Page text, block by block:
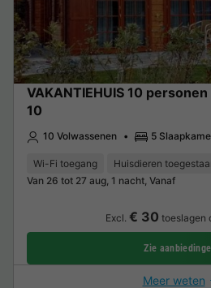
VAKANTIEHUIS 10
10
10 Volwassenen 5
Wi-Fi toegang Huisdieren
Van 26 tot 27 aug, 1 nacht, Vanaf
Excl. € 30 toeslagen
Zie
Meer weten